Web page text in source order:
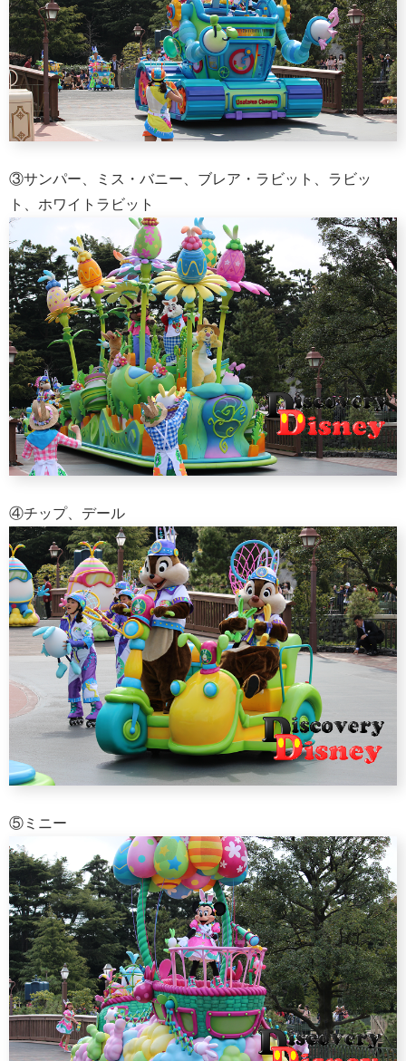
③サンパー、ミス・バニー、ブレア・ラビット、ラビッ
ト、ホワイトラビット
④チップ、デール
⑤ミニー